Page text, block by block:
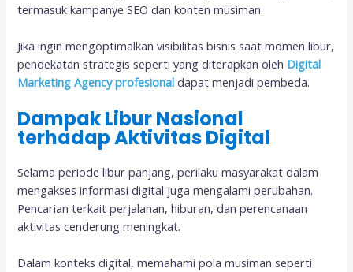
termasuk kampanye SEO dan konten musiman.
Jika ingin mengoptimalkan visibilitas bisnis saat momen libur,
pendekatan strategis seperti yang diterapkan oleh Digital
Marketing Agency profesional dapat menjadi pembeda.
Dampak Libur Nasional
terhadap Aktivitas Digital
Selama periode libur panjang, perilaku masyarakat dalam
mengakses informasi digital juga mengalami perubahan.
Pencarian terkait perjalanan, hiburan, dan perencanaan
aktivitas cenderung meningkat.
Dalam konteks digital, memahami pola musiman seperti